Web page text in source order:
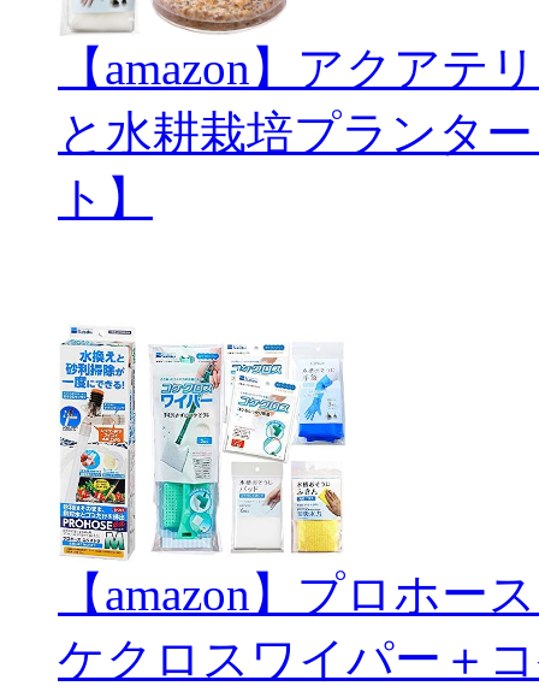
【amazon】アクアテ
と水耕栽培プランタ
ト】
【amazon】プロホ
ケクロスワイパー＋